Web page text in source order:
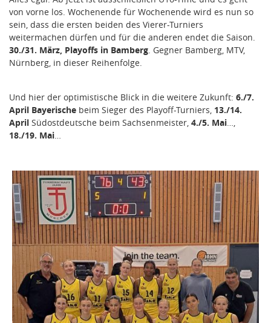
von vorne los. Wochenende für Wochenende wird es nun so
sein, dass die ersten beiden des Vierer-Turniers
weitermachen dürfen und für die anderen endet die Saison.
30./31. März, Playoffs in Bamberg . Gegner Bamberg, MTV,
Nürnberg, in dieser Reihenfolge.
Und hier der optimistische Blick in die weitere Zukunft: 6./7.
April Bayerische beim Sieger des Playoff-Turniers, 13./14.
April Südostdeutsche beim Sachsenmeister, 4./5. Mai
18./19. Mai